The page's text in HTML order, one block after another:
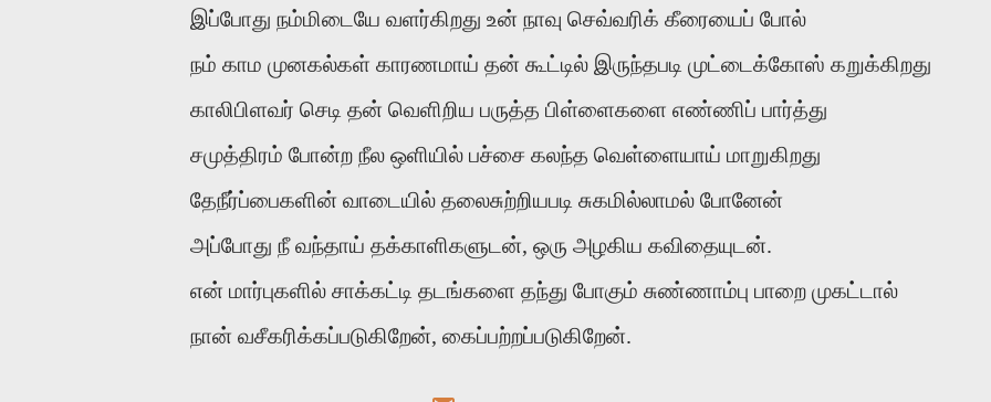
இப்போது நம்மிடையே வளர்கிறது உன் நாவு செவ்வரிக் கீரையைப் போல்
நம் காம முனகல்கள் காரணமாய் தன் கூட்டில் இருந்தபடி முட்டைக்கோஸ் கறுக்கிறது
காலிபிளவர் செடி தன் வெளிறிய பருத்த பிள்ளைகளை எண்ணிப் பார்த்து
சமுத்திரம் போன்ற நீல ஒளியில் பச்சை கலந்த வெள்ளையாய் மாறுகிறது
தேநீர்ப்பைகளின் வாடையில் தலைசுற்றியபடி சுகமில்லாமல் போனேன்
அப்போது நீ வந்தாய் தக்காளிகளுடன், ஒரு அழகிய கவிதையுடன்.
என் மார்புகளில் சாக்கட்டி தடங்களை தந்து போகும் சுண்ணாம்பு பாறை முகட்டால்
நான் வசீகரிக்கப்படுகிறேன், கைப்பற்றப்படுகிறேன்.